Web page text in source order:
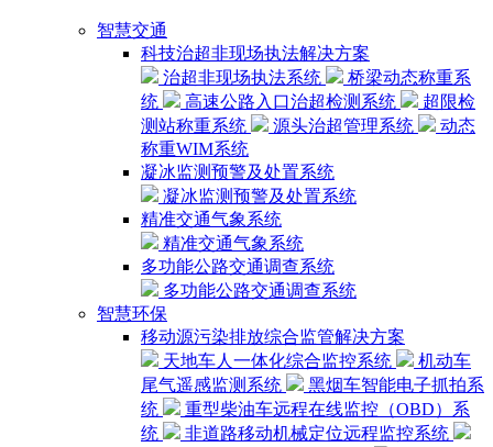
智慧交通
科技治超非现场执法解决方案
治超非现场执法系统
桥梁动态称重系
统
高速公路入口治超检测系统
超限检
测站称重系统
源头治超管理系统
动态
称重WIM系统
凝冰监测预警及处置系统
凝冰监测预警及处置系统
精准交通气象系统
精准交通气象系统
多功能公路交通调查系统
多功能公路交通调查系统
智慧环保
移动源污染排放综合监管解决方案
天地车人一体化综合监控系统
机动车
尾气遥感监测系统
黑烟车智能电子抓拍系
统
重型柴油车远程在线监控（OBD）系
统
非道路移动机械定位远程监控系统